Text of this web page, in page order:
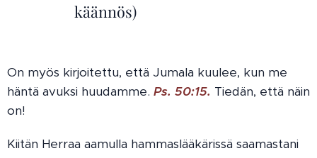
käännös)
On myös kirjoitettu, että Jumala kuulee, kun me
häntä avuksi huudamme. Ps. 50:15. Tiedän, että näin
on!
Kiitän Herraa aamulla hammaslääkärissä saamastani